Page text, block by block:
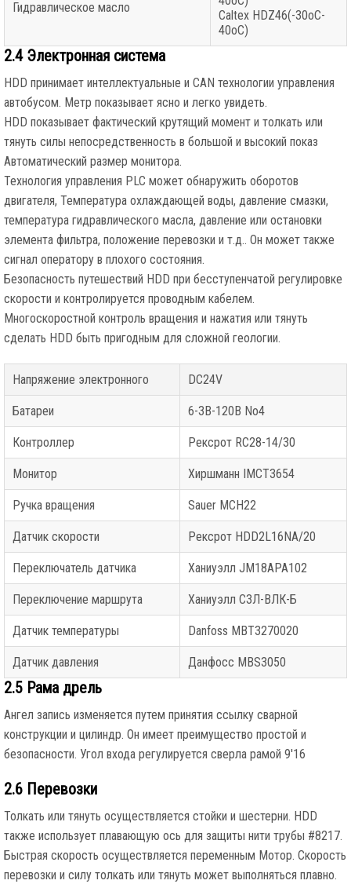
Гидравлическое масло
Caltex HDZ46(-30oC-
40oC)
2.4 Электронная система
HDD принимает интеллектуальные и CAN технологии управления
автобусом. Метр показывает ясно и легко увидеть.
HDD показывает фактический крутящий момент и толкать или
тянуть силы непосредственность в большой и высокий показ
Автоматический размер монитора.
Технология управления PLC может обнаружить оборотов
двигателя, Температура охлаждающей воды, давление смазки,
температура гидравлического масла, давление или остановки
элемента фильтра, положение перевозки и т.д.. Он может также
сигнал оператору в плохого состояния.
Безопасность путешествий HDD при бесступенчатой регулировке
скорости и контролируется проводным кабелем.
Многоскоростной контроль вращения и нажатия или тянуть
сделать HDD быть пригодным для сложной геологии.
Напряжение электронного DC24V
Батареи 6-ЗВ-120В No4
Контроллер Рексрот RC28-14/30
Монитор Хиршманн IMCT3654
Ручка вращения Sauer MCH22
Датчик скорости Рексрот HDD2L16NA/20
Переключатель датчика Ханиуэлл JM18APA102
Переключение маршрута Ханиуэлл СЗЛ-ВЛК-Б
Датчик температуры Danfoss MBT3270020
Датчик давления Данфосс MBS3050
2.5 Рама дрель
Ангел запись изменяется путем принятия ссылку сварной
конструкции и цилиндр. Он имеет преимущество простой и
безопасности. Угол входа регулируется сверла рамой 9'16
2.6 Перевозки
Толкать или тянуть осуществляется стойки и шестерни. HDD
также использует плавающую ось для защиты нити трубы #8217.
Быстрая скорость осуществляется переменным Мотор. Скорость
перевозки и силу толкать или тянуть может выполняться плавно.